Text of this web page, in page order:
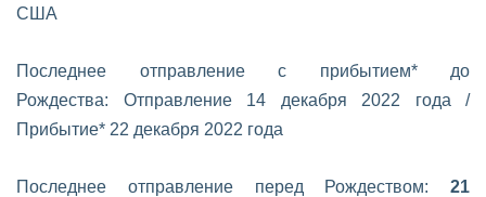
США
Последнее отправление с прибытием* до
Рождества: Отправление 14 декабря 2022 года /
Прибытие* 22 декабря 2022 года
Последнее отправление перед Рождеством: 21